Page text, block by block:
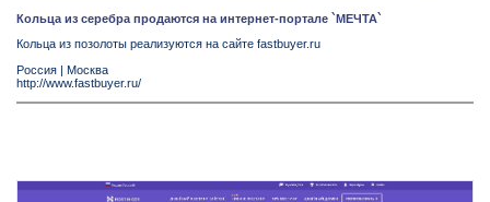
Кольца из серебра продаются на интернет-портале `МЕЧТА`
Кольца из позолоты реализуются на сайте fastbuyer.ru
Россия | Москва
http://www.fastbuyer.ru/